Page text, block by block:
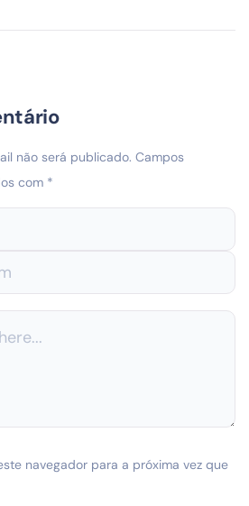
não será publicado. Campos
com *
navegador para a próxima vez que